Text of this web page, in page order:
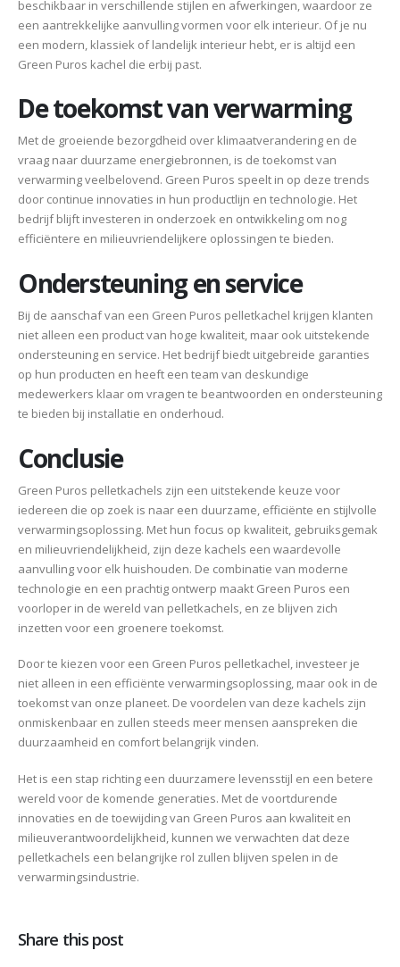
beschikbaar in verschillende stijlen en afwerkingen, waardoor ze
een aantrekkelijke aanvulling vormen voor elk interieur. Of je nu
een modern, klassiek of landelijk interieur hebt, er is altijd een
Green Puros kachel die erbij past.
De toekomst van verwarming
Met de groeiende bezorgdheid over klimaatverandering en de
vraag naar duurzame energiebronnen, is de toekomst van
verwarming veelbelovend. Green Puros speelt in op deze trends
door continue innovaties in hun productlijn en technologie. Het
bedrijf blijft investeren in onderzoek en ontwikkeling om nog
efficiëntere en milieuvriendelijkere oplossingen te bieden.
Ondersteuning en service
Bij de aanschaf van een Green Puros pelletkachel krijgen klanten
niet alleen een product van hoge kwaliteit, maar ook uitstekende
ondersteuning en service. Het bedrijf biedt uitgebreide garanties
op hun producten en heeft een team van deskundige
medewerkers klaar om vragen te beantwoorden en ondersteuning
te bieden bij installatie en onderhoud.
Conclusie
Green Puros pelletkachels zijn een uitstekende keuze voor
iedereen die op zoek is naar een duurzame, efficiënte en stijlvolle
verwarmingsoplossing. Met hun focus op kwaliteit, gebruiksgemak
en milieuvriendelijkheid, zijn deze kachels een waardevolle
aanvulling voor elk huishouden. De combinatie van moderne
technologie en een prachtig ontwerp maakt Green Puros een
voorloper in de wereld van pelletkachels, en ze blijven zich
inzetten voor een groenere toekomst.
Door te kiezen voor een Green Puros pelletkachel, investeer je
niet alleen in een efficiënte verwarmingsoplossing, maar ook in de
toekomst van onze planeet. De voordelen van deze kachels zijn
onmiskenbaar en zullen steeds meer mensen aanspreken die
duurzaamheid en comfort belangrijk vinden.
Het is een stap richting een duurzamere levensstijl en een betere
wereld voor de komende generaties. Met de voortdurende
innovaties en de toewijding van Green Puros aan kwaliteit en
milieuverantwoordelijkheid, kunnen we verwachten dat deze
pelletkachels een belangrijke rol zullen blijven spelen in de
verwarmingsindustrie.
Share this post